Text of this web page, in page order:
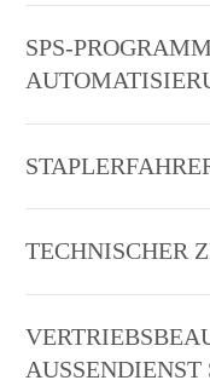
SPS-
TECHNISCHER